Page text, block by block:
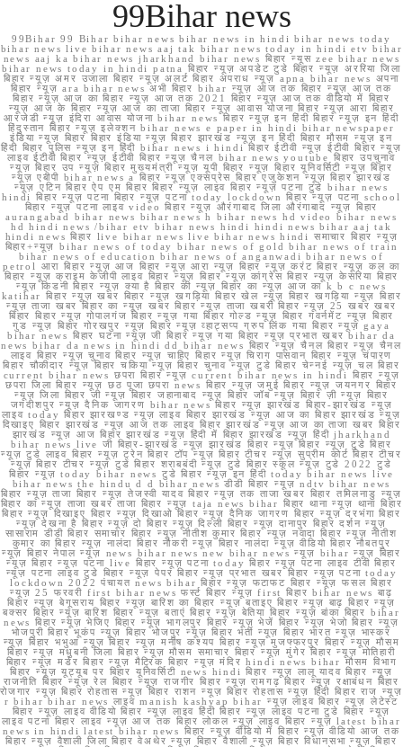
99Bihar news
99Bihar 99 Bihar bihar news bihar news in hindi bihar news today
bihar news live bihar news aaj tak bihar news today in hindi etv bihar
news aaj ka bihar news jharkhand bihar news बिहार न्यूस zee bihar news
bihar news today in hindi patna बिहार न्यूज़ अपडेट टुडे बिहार न्यूज़ अररिया जिला
बिहार न्यूज़ अमर उजाला बिहार न्यूज़ अलर्ट बिहार अपराध न्यूज़ apna bihar news अपना
बिहार न्यूज़ ara bihar news अभी बिहार bihar न्यूज़ आज तक बिहार न्यूज़ आज तक
बिहार न्यूज़ आज का बिहार न्यूज़ आज तक 2021 बिहार न्यूज़ आज तक वीडियो में बिहार
न्यूज़ आज के बिहार न्यूज़ आज का ताजा बिहार न्यूज़ आवास योजना बिहार न्यूज़ आरा बिहार
आरजेडी न्यूज़ इंदिरा आवास योजना bihar news बिहार न्यूज़ इन हिंदी बिहार न्यूज़ इन हिंदी
हिंदुस्तान बिहार न्यूज़ इलेक्शन bihar news e paper in hindi bihar newspaper
इंडिया न्यूज़ बिहार बिहार इंडिया न्यूज़ बिहार झारखंड न्यूज़ इन हिंदी बिहार मौसम न्यूज़ इन
हिंदी बिहार पुलिस न्यूज़ इन हिंदी bihar news i hindi बिहार ईटीवी न्यूज़ ईटीवी बिहार न्यूज़
लाइव ईटीवी बिहार न्यूज़ ईटीवी बिहार न्यूज़ चैनल bihar news youtube बिहार उपचुनाव
न्यूज़ बिहार उप न्यूज़ बिहार मुख्यमंत्री न्यूज़ यूपी बिहार न्यूज़ बिहार यूनिवर्सिटी न्यूज़ बिहार
न्यूज़ एबीपी bihar news a बिहार न्यूज़ एक्सप्रेस बिहार एजुकेशन न्यूज़ बिहार झारखंड
न्यूज़ एटिन बिहार ऐप एम बिहार बिहार न्यूज़ लाइव बिहार न्यूज़ पटना टुडे bihar news
hindi बिहार न्यूज़ पटना बिहार न्यूज़ पटना today lockdown बिहार न्यूज़ पटना school
बिहार न्यूज़ पटना लाइव video बिहार न्यूज़ औरंगाबाद जिला औरंगाबाद न्यूज़ बिहार
aurangabad bihar news bihar news h bihar news hd video bihar news
hd hindi news /bihar etv bihar news hindi hindi news bihar aaj tak
hindi news बिहार live bihar news live bihar news hindi समाचार बिहार न्यूज़
बिहार+न्यूज़ bihar news of today bihar news of gold bihar news of train
bihar news of education bihar news of anganwadi bihar news of
petrol आरा बिहार न्यूज़ आज बिहार न्यूज़ आरा न्यूज़ बिहार न्यूज़ करंट बिहार न्यूज़ कल का
बिहार न्यूज़ क्राइम केजीपी लाइव बिहार न्यूज़ बिहार न्यूज़ कांग्रेस बिहार न्यूज़ केसरिया बिहार
न्यूज़ किडनी बिहार न्यूज़ क्या है बिहार की न्यूज़ बिहार का न्यूज़ आज का k b c news
katihar बिहार न्यूज़ खबर बिहार न्यूज़ खगड़िया बिहार खेल न्यूज़ बिहार खगड़िया न्यूज़ बिहार
न्यूज़ ताजा खबर बिहार का न्यूज़ खबर बिहार न्यूज़ ताजा खबरी बिहार न्यूज़ 25 खबर खबर
बिहार बिहार न्यूज़ गोपालगंज बिहार न्यूज़ गया बिहार गोल्ड न्यूज़ बिहार गवर्नमेंट न्यूज़ बिहार
गुड न्यूज़ बिहार गोरखपुर न्यूज़ बिहार न्यूज़ व्हाट्सप्प ग्रुप लिंक गया बिहार न्यूज़ gaya
bihar news बिहार घटना न्यूज़ जी बिहार न्यूज़ गया बिहार न्यूज़ प्रभात खबर bihar da
news bihar da news in hindi dd bihar news बिहार न्यूज़ चैनल बिहार न्यूज़ चैनल
लाइव बिहार न्यूज़ चुनाव बिहार न्यूज़ चाहिए बिहार न्यूज़ चिराग पासवान बिहार न्यूज़ चंपारण
बिहार चौकीदार न्यूज़ बिहार चकिया न्यूज़ बिहार चुनाव न्यूज़ टुडे बिहार चेन्नई न्यूज़ चल बिहार
current bihar news छपरा बिहार न्यूज़ current bihar news in hindi बिहार न्यूज़
छपरा जिला बिहार न्यूज़ छठ पूजा छपरा news बिहार न्यूज़ जमुई बिहार न्यूज़ जयनगर बिहार
न्यूज़ जिला बिहार जी न्यूज़ बिहार जहानाबाद न्यूज़ बिहार जॉब न्यूज़ बिहार ज़ी न्यूज़ बिहार
जगदीशपुर न्यूज़ दैनिक जागरण bihar news बिहार न्यूज़ झारखंड बिहार-झारखंड न्यूज़
लाइव today बिहार झारखण्ड न्यूज़ लाइव बिहार झारखंड न्यूज़ आज का बिहार झारखंड न्यूज़
दिखाइए बिहार झारखंड न्यूज़ आज तक लाइव बिहार झारखंड न्यूज़ आज का ताजा खबर बिहार
झारखंड न्यूज़ आज बिहार झारखंड न्यूज़ हिंदी में बिहार झारखंड न्यूज़ हिंदी jharkhand
bihar news live जी बिहार-झारखंड न्यूज़ झारखंड बिहार न्यूज़ बिहार न्यूज़ टुडे बिहार
न्यूज़ टुडे लाइव बिहार न्यूज़ ट्रेन बिहार टॉप न्यूज़ बिहार टीचर न्यूज़ सुप्रीम कोर्ट बिहार टीचर
न्यूज़ बिहार टीचर न्यूज़ टुडे बिहार शराबबंदी न्यूज़ टुडे बिहार स्कूल न्यूज़ टुडे 2022 टुडे
बिहार न्यूज़ today bihar news टुडे बिहार न्यूज़ इन हिंदी today bihar news live
bihar news the hindu d d bihar news डीडी बिहार न्यूज़ ndtv bihar news
बिहार न्यूज़ ताजा बिहार न्यूज़ तेजस्वी यादव बिहार न्यूज़ तक ताजा खबर बिहार तमिलनाडु न्यूज़
बिहार का न्यूज़ ताजा खबर ताजा बिहार न्यूज़ taja news bihar बिहार थाना न्यूज़ थाना बिहार
बिहार न्यूज़ दिखाइए बिहार न्यूज़ दिखाओ बिहार न्यूज़ दैनिक जागरण बिहार न्यूज़ दरभंगा बिहार
न्यूज़ देखना है बिहार न्यूज़ दो बिहार न्यूज़ दिल्ली बिहार न्यूज़ दानापुर बिहार दर्शन न्यूज़
सासाराम डीडी बिहार समाचार बिहार न्यूज़ नीतीश कुमार बिहार न्यूज़ नवादा बिहार न्यूज़ नीतीश
कुमार का बिहार न्यूज़ नालंदा बिहार नौकरी न्यूज़ बिहार नालंदा न्यूज़ वीडियो बिहार नौबतपुर
न्यूज़ बिहार नेपाल न्यूज़ news bihar news new bihar news न्यूज़ bihar न्यूज़ बिहार
न्यूज़ बिहार न्यूज़ पटना live बिहार न्यूज़ पटना today बिहार न्यूज़ पटना लाइव टीवी बिहार
न्यूज़ पटना लाइव टुडे बिहार न्यूज़ पेपर बिहार न्यूज़ प्रभात खबर बिहार न्यूज़ पटना today
lockdown 2022 पंचायत news bihar बिहार न्यूज़ फटाफट बिहार न्यूज़ फसल बिहार
न्यूज़ 25 फरवरी first bihar news फर्स्ट बिहार न्यूज़ first बिहार bihar news बाढ़
बिहार न्यूज़ बेगूसराय बिहार न्यूज़ बारिश का बिहार न्यूज़ बताइए बिहार न्यूज़ बाढ़ बिहार न्यूज़
बक्सर बिहार न्यूज़ बारिश बिहार न्यूज़ बताएं बिहार न्यूज़ बेतिया बिहार न्यूज़ बांका बिहार bihar
news बिहार न्यूज़ भेजिए बिहार न्यूज़ भागलपुर बिहार न्यूज़ भेजें बिहार न्यूज़ भेजो बिहार न्यूज़
भोजपुरी बिहार भूकंप न्यूज़ बिहार भोजपुर न्यूज़ बिहार भर्ती न्यूज़ बिहार भारत न्यूज़ भास्कर
न्यूज़ बिहार भभुआ न्यूज़ बिहार न्यूज़ मनीष कश्यप बिहार न्यूज़ मुजफ्फरपुर बिहार न्यूज़ मौसम
बिहार न्यूज़ मधुबनी जिला बिहार न्यूज़ मौसम समाचार बिहार न्यूज़ मुंगेर बिहार न्यूज़ मोतिहारी
बिहार न्यूज़ मर्डर बिहार न्यूज़ मैट्रिक बिहार न्यूज़ मंदिर hindi news bihar मौसम विभाग
बिहार न्यूज़ यूट्यूब पर बिहार यूनिवर्सिटी news hindi बिहार न्यूज़ लालू यादव बिहार न्यूज़
राजनीति बिहार न्यूज़ रेल बिहार न्यूज़ राजगीर बिहार न्यूज़ रामगढ़ बिहार न्यूज़ रक्षाबंधन बिहार
रोजगार न्यूज़ बिहार रोहतास न्यूज़ बिहार राशन न्यूज़ बिहार रोहतास न्यूज़ हिंदी बिहार राज न्यूज़
r bihar bihar news लाइव manish kashyap bihar न्यूज़ लाइव बिहार न्यूज़ लेटेस्ट
बिहार न्यूज़ लाइव वीडियो बिहार न्यूज़ लाइव हिंदी बिहार न्यूज़ लाइव पटना टुडे बिहार न्यूज़
लाइव पटना बिहार लाइव न्यूज़ आज तक बिहार लोकल न्यूज़ लाइव बिहार न्यूज़ latest bihar
news in hindi latest bihar news बिहार न्यूज़ वीडियो में बिहार न्यूज़ वीडियो आज तक
बिहार न्यूज़ वैशाली जिला बिहार वेअथेर न्यूज़ बिहार वैशाली न्यूज़ बिहार विधानसभा न्यूज़ बिहार